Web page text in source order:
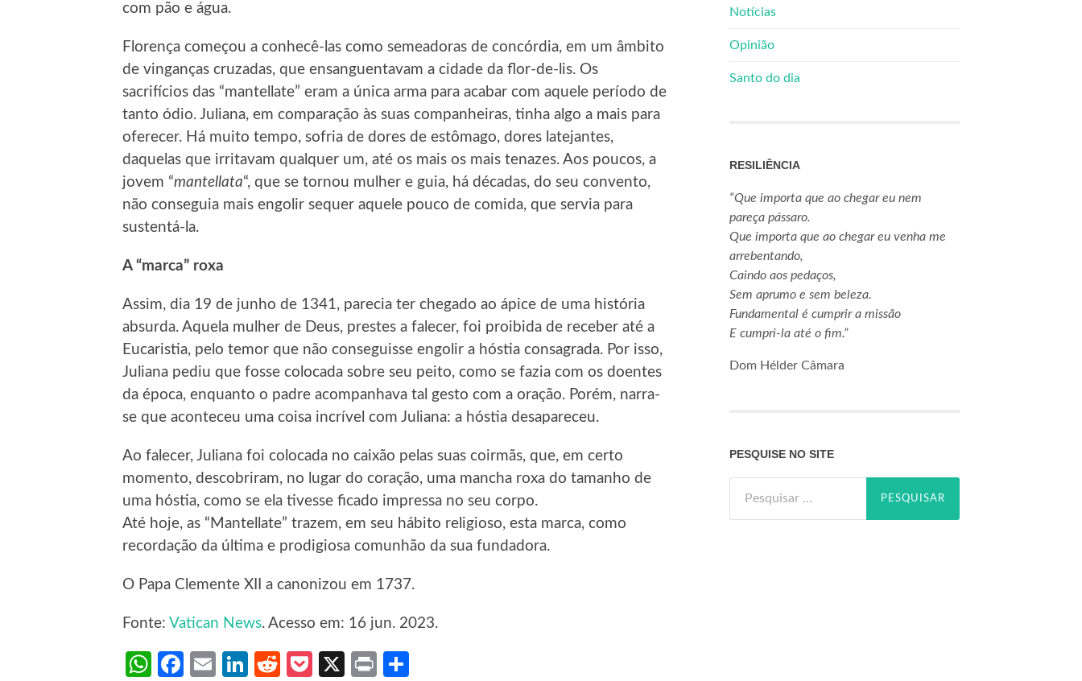
com pão e água.
Florença começou a conhecê-las como semeadoras de concórdia, em um âmbito
de vinganças cruzadas, que ensanguentavam a cidade da flor-de-lis. Os
sacrifícios das “mantellate” eram a única arma para acabar com aquele período de
tanto ódio. Juliana, em comparação às suas companheiras, tinha algo a mais para
oferecer. Há muito tempo, sofria de dores de estômago, dores latejantes,
daquelas que irritavam qualquer um, até os mais os mais tenazes. Aos poucos, a
jovem “mantellata“, que se tornou mulher e guia, há décadas, do seu convento,
não conseguia mais engolir sequer aquele pouco de comida, que servia para
sustentá-la.
A “marca” roxa
Assim, dia 19 de junho de 1341, parecia ter chegado ao ápice de uma história
absurda. Aquela mulher de Deus, prestes a falecer, foi proibida de receber até a
Eucaristia, pelo temor que não conseguisse engolir a hóstia consagrada. Por isso,
Juliana pediu que fosse colocada sobre seu peito, como se fazia com os doentes
da época, enquanto o padre acompanhava tal gesto com a oração. Porém, narra-
se que aconteceu uma coisa incrível com Juliana: a hóstia desapareceu.
Ao falecer, Juliana foi colocada no caixão pelas suas coirmãs, que, em certo
momento, descobriram, no lugar do coração, uma mancha roxa do tamanho de
uma hóstia, como se ela tivesse ficado impressa no seu corpo.
Até hoje, as “Mantellate” trazem, em seu hábito religioso, esta marca, como
recordação da última e prodigiosa comunhão da sua fundadora.
O Papa Clemente XII a canonizou em 1737.
Fonte: Vatican News. Acesso em: 16 jun. 2023.
WhatsApp
Facebook
EmailLinkedIn
RedditPocket
X Print
Notícias
Opinião
Santo do dia
RESILIÊNCIA
“Que importa que ao chegar eu nem
pareça pássaro.
Que importa que ao chegar eu venha me
arrebentando,
Caindo aos pedaços,
Sem aprumo e sem beleza.
Fundamental é cumprir a missão
E cumpri-la até o fim.”
Dom Hélder Câmara
PESQUISE NO SITE
por: